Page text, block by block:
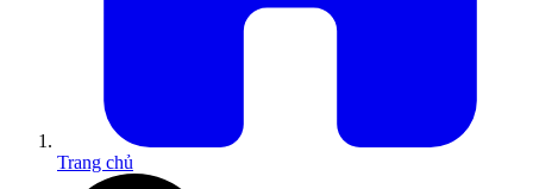
Trang chủ